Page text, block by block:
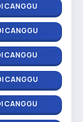
CANGGU
CANGGU
CANGGU
CANGGU
CANGGU